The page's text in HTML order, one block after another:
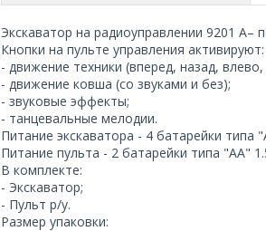
Экскаватор на радиоуправлении 9201
Кнопки на пульте управления активируют:
- движение техники (вперед, назад,
- движение ковша (со звуками и без);
- звуковые эффекты;
- танцевальные мелодии.
Питание экскаватора - 4 батарейки типа
Питание пульта - 2 батарейки типа "АА"
В комплекте:
- Экскаватор;
- Пульт р/у.
Размер упаковки: